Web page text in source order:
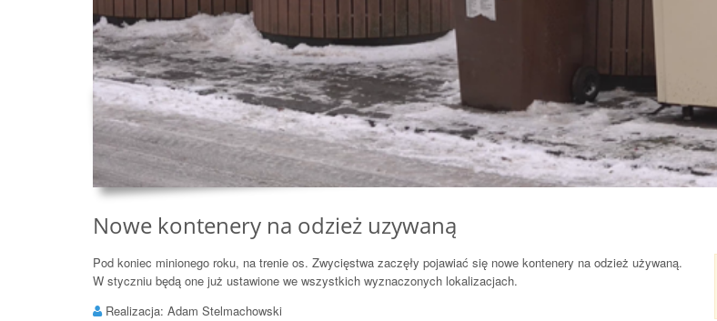
Nowe kontenery na odzież uzywaną
Pod koniec minionego roku, na trenie os. Zwycięstwa zaczęły pojawiać się nowe kontenery na odzież używaną.
W styczniu będą one już ustawione we wszystkich wyznaczonych lokalizacjach.
Realizacja: Adam Stelmachowski